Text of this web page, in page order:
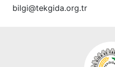
bilgi@tekgida.org.tr